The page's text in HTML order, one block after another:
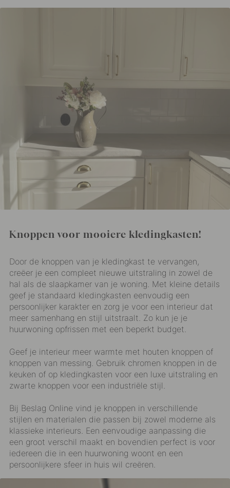
Knoppen voor mooiere kledingkasten!
Door de knoppen van je kledingkast te vervangen,
creëer je een compleet nieuwe uitstraling in zowel de
hal als de slaapkamer van je woning. Met kleine details
geef je standaard kledingkasten eenvoudig een
persoonlijker karakter en zorg je voor een interieur dat
meer samenhang en stijl uitstraalt. Zo kun je je
huurwoning opfrissen met een beperkt budget.
Geef je interieur meer warmte met houten knoppen of
knoppen van messing. Gebruik chromen knoppen in de
keuken of op kledingkasten voor een luxe uitstraling en
zwarte knoppen voor een industriële stijl.
Bij Beslag Online vind je knoppen in verschillende
stijlen en materialen die passen bij zowel moderne als
klassieke interieurs. Een eenvoudige aanpassing die
een groot verschil maakt en bovendien perfect is voor
iedereen die in een huurwoning woont en een
persoonlijkere sfeer in huis wil creëren.